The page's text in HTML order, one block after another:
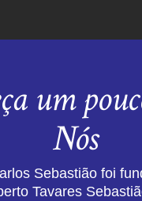
um
Nós
Sebastião foi
Tavares